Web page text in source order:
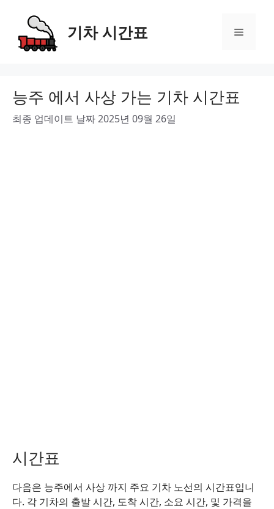
content
기차 시간표 Menu
능주 에서 사상 가는 기차 시간표
최종 업데이트 날짜 2025년 09월 26일
시간표
다음은 능주에서 사상 까지 주요 기차 노선의 시간표입니
다. 각 기차의 출발 시간, 도착 시간, 소요 시간, 및 가격을